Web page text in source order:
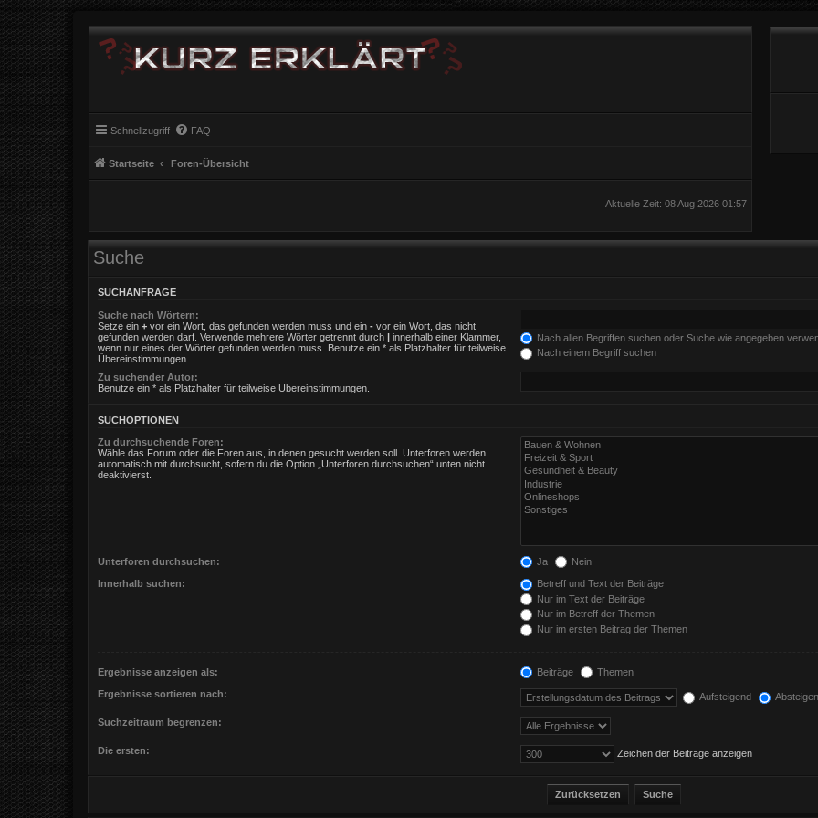
Schnellzugriff FAQ
Startseite Foren-Übersicht
Aktuelle Zeit: 08 Aug 2026 01:57
Suche
SUCHANFRAGE
Suche nach Wörtern:
Setze ein + vor ein Wort, das gefunden werden muss und ein - vor ein Wort, das nicht
gefunden werden darf. Verwende mehrere Wörter getrennt durch | innerhalb einer Klammer,
wenn nur eines der Wörter gefunden werden muss. Benutze ein * als Platzhalter für teilweise
Übereinstimmungen.
Nach allen Begriffen suchen oder Suche wie angegeben
Nach einem Begriff suchen
Zu suchender Autor:
Benutze ein * als Platzhalter für teilweise Übereinstimmungen.
SUCHOPTIONEN
Zu durchsuchende Foren:
Wähle das Forum oder die Foren aus, in denen gesucht werden soll. Unterforen werden
automatisch mit durchsucht, sofern du die Option „Unterforen durchsuchen“ unten nicht
deaktivierst.
Unterforen durchsuchen: Ja Nein
Innerhalb suchen:
Betreff und Text der Beiträge
Nur im Text der Beiträge
Nur im Betreff der Themen
Nur im ersten Beitrag der Themen
Ergebnisse anzeigen als: Beiträge Themen
Ergebnisse sortieren nach: Aufsteigend
Suchzeitraum begrenzen:
Die ersten: Zeichen der Beiträge anzeigen